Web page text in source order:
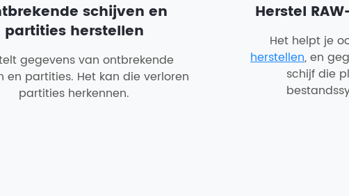
schijven en
partities herstellen
gegevens van ontbrekende
en partities. Het kan die verloren
partities herkennen.
Herstel
Het helpt je
herstellen, en
schijf die